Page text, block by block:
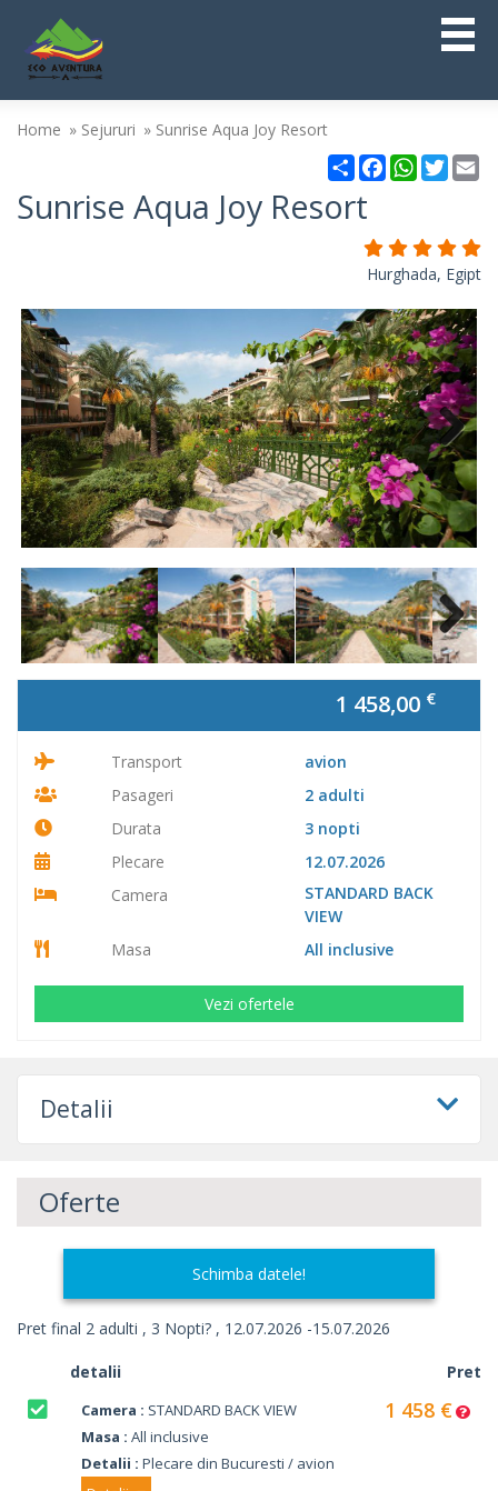
Home Sejururi Sunrise Aqua Joy Resort
Partajare
Facebook
Sunrise Aqua Joy Resort
Hurghada, Egipt
Next
Next
1 458,00 €
Transport
avion
Pasageri
2 adulti
Durata
3 nopti
Plecare
12.07.2026
Camera
STANDARD BACK
VIEW
Masa
All inclusive
Vezi ofertele
Detalii
Oferte
Schimba datele!
Pret final 2 adulti , 3 Nopti? , 12.07.2026 -15.07.2026
detalii Pret
Camera : STANDARD BACK VIEW
Masa : All inclusive
Detalii : Plecare din Bucuresti / avion
1 458 €